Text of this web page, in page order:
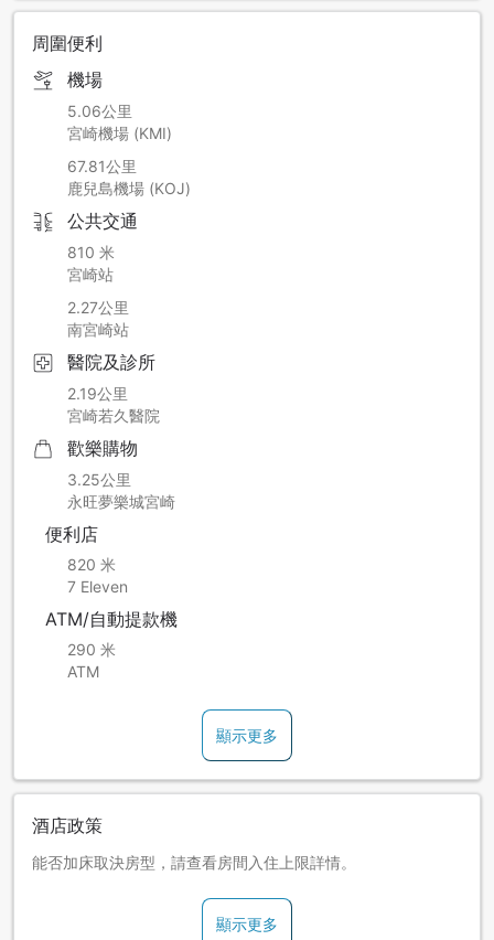
周圍便利
機場
5.06公里
宮崎機場 (KMI)
67.81公里
鹿兒島機場 (KOJ)
公共交通
810 米
宮崎站
2.27公里
南宮崎站
醫院及診所
2.19公里
宮崎若久醫院
歡樂購物
3.25公里
永旺夢樂城宮崎
便利店
820 米
7 Eleven
ATM/自動提款機
290 米
ATM
顯示更多
酒店政策
能否加床取決房型，請查看房間入住上限詳情。
顯示更多